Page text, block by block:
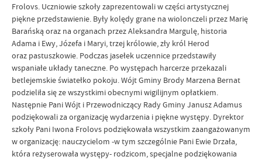
Frolovs. Uczniowie szkoły zaprezentowali w części artystycznej
piękne przedstawienie. Były kolędy grane na wiolonczeli przez Marię
Barańską oraz na organach przez Aleksandra Margulę, historia
Adama i Ewy, Józefa i Maryi, trzej królowie, zły król Herod
oraz pastuszkowie. Podczas jasełek uczennice przedstawiły
wspaniałe układy taneczne. Po występach harcerze przekazali
betlejemskie światełko pokoju. Wójt Gminy Brody Marzena Bernat
podzieliła się ze wszystkimi obecnymi wigilijnym opłatkiem.
Następnie Pani Wójt i Przewodniczący Rady Gminy Janusz Adamus
podziękowali za organizację wydarzenia i piękne występy. Dyrektor
szkoły Pani Iwona Frolovs podziękowała wszystkim zaangażowanym
w organizację: nauczycielom -w tym szczególnie Pani Ewie Drzała,
która reżyserowała występy- rodzicom, specjalne podziękowania